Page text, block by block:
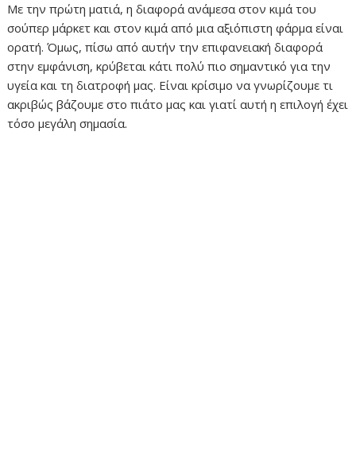
Με την πρώτη ματιά, η διαφορά ανάμεσα στον κιμά του
σούπερ μάρκετ και στον κιμά από μια αξιόπιστη φάρμα είναι
ορατή. Όμως, πίσω από αυτήν την επιφανειακή διαφορά
στην εμφάνιση, κρύβεται κάτι πολύ πιο σημαντικό για την
υγεία και τη διατροφή μας. Είναι κρίσιμο να γνωρίζουμε τι
ακριβώς βάζουμε στο πιάτο μας και γιατί αυτή η επιλογή έχει
τόσο μεγάλη σημασία.